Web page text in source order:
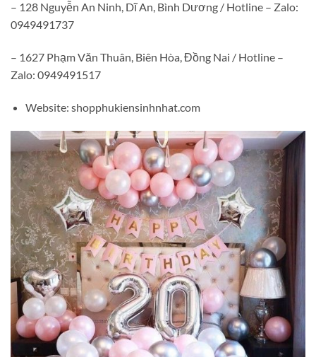
– 128 Nguyễn An Ninh, Dĩ An, Bình Dương / Hotline – Zalo:
0949491737
– 1627 Phạm Văn Thuân, Biên Hòa, Đồng Nai / Hotline –
Zalo: 0949491517
Website: shopphukiensinhnhat.com